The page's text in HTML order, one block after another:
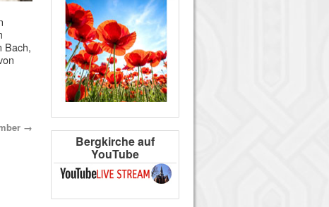
Bach,
→
Bergkirche auf
YouTube